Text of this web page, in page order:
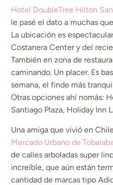
Hotel DoubleTree Hilton
le pasé el dato a muchas
La ubicación es
Costanera Center y del
También en zona de
caminando. Un placer. Es
semana, el finde más
Otras opciones ahí nomás:
Santiago Plaza, Holiday Inn
Una amiga que vivió en
Mercado Urbano de
de calles arboladas super
increíble, que aún están
cantidad de marcas tipo